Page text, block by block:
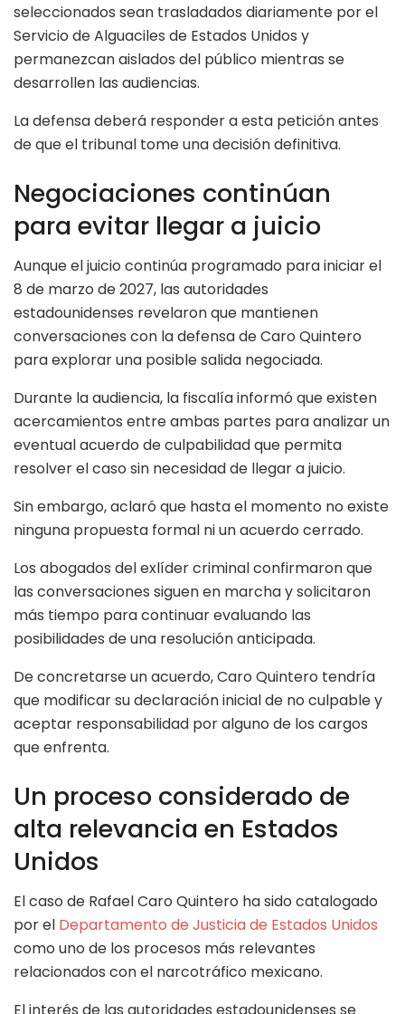
seleccionados sean trasladados diariamente por el
Servicio de Alguaciles de Estados Unidos y
permanezcan aislados del público mientras se
desarrollen las audiencias.
La defensa deberá responder a esta petición antes
de que el tribunal tome una decisión definitiva.
Negociaciones continúan
para evitar llegar a juicio
Aunque el juicio continúa programado para iniciar el
8 de marzo de 2027, las autoridades
estadounidenses revelaron que mantienen
conversaciones con la defensa de Caro Quintero
para explorar una posible salida negociada.
Durante la audiencia, la fiscalía informó que existen
acercamientos entre ambas partes para analizar un
eventual acuerdo de culpabilidad que permita
resolver el caso sin necesidad de llegar a juicio.
Sin embargo, aclaró que hasta el momento no existe
ninguna propuesta formal ni un acuerdo cerrado.
Los abogados del exlíder criminal confirmaron que
las conversaciones siguen en marcha y solicitaron
más tiempo para continuar evaluando las
posibilidades de una resolución anticipada.
De concretarse un acuerdo, Caro Quintero tendría
que modificar su declaración inicial de no culpable y
aceptar responsabilidad por alguno de los cargos
que enfrenta.
Un proceso considerado de
alta relevancia en Estados
Unidos
El caso de Rafael Caro Quintero ha sido catalogado
por el Departamento de Justicia de Estados Unidos
como uno de los procesos más relevantes
relacionados con el narcotráfico mexicano.